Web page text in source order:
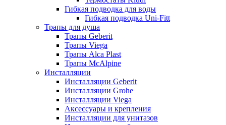
Гибкая подводка для воды
Гибкая подводка Uni-Fitt
Трапы для душа
Трапы Geberit
Трапы Viega
Трапы Alca Plast
Трапы McAlpine
Инсталляции
Инсталляции Geberit
Инсталляции Grohe
Инсталляции Viega
Аксессуары и крепления
Инсталляции для унитазов